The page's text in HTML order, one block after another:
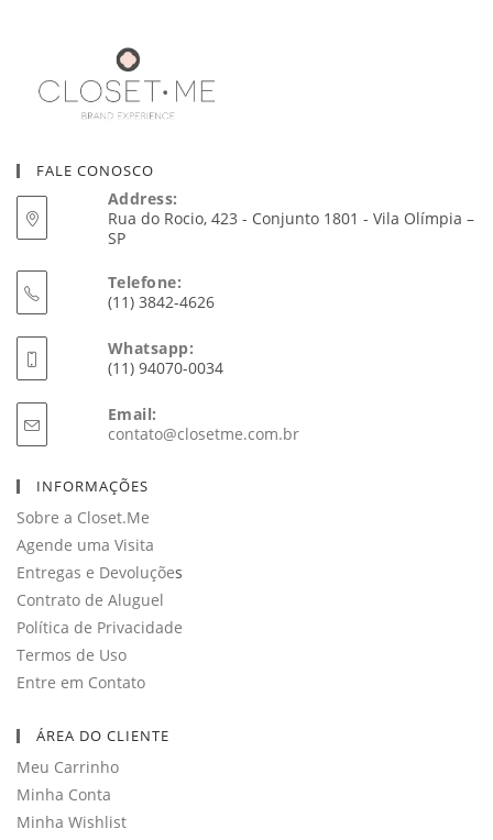
FALE CONOSCO
Address:
Rua do Rocio, 423 - Conjunto 1801 - Vila Olímpia –
SP
Telefone:
(11) 3842-4626
Whatsapp:
(11) 94070-0034
Email:
contato@closetme.com.brAbre
INFORMAÇÕES
Sobre a Closet.Me
Agende uma Visita
Entregas e Devoluções
Contrato de Aluguel
Política de Privacidade
Termos de Uso
Entre em Contato
ÁREA DO CLIENTE
Meu Carrinho
Minha Conta
Minha Wishlist